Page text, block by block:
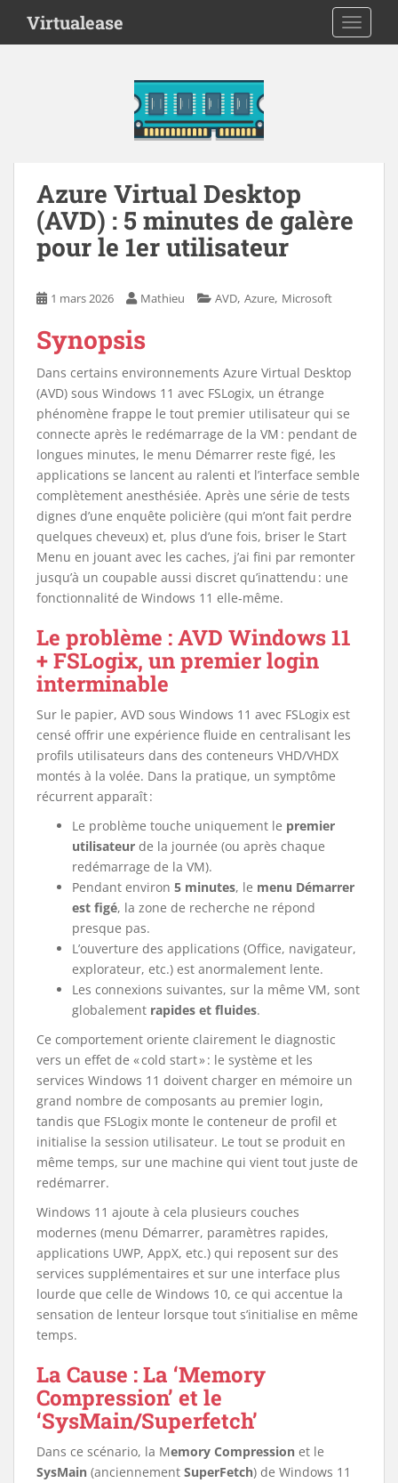
i
Virtualease
Azure Virtual Desktop
(AVD) : 5 minutes de galère
pour le 1er utilisateur
1 mars 2026 Mathieu AVD, Azure, Microsoft
Synopsis
Dans certains environnements Azure Virtual Desktop
(AVD) sous Windows 11 avec FSLogix, un étrange
phénomène frappe le tout premier utilisateur qui se
connecte après le redémarrage de la VM : pendant de
longues minutes, le menu Démarrer reste figé, les
applications se lancent au ralenti et l’interface semble
complètement anesthésiée. Après une série de tests
dignes d’une enquête policière (qui m’ont fait perdre
quelques cheveux) et, plus d’une fois, briser le Start
Menu en jouant avec les caches, j’ai fini par remonter
jusqu’à un coupable aussi discret qu’inattendu : une
fonctionnalité de Windows 11 elle‑même.
Le problème : AVD Windows 11
+ FSLogix, un premier login
interminable
Sur le papier, AVD sous Windows 11 avec FSLogix est
censé offrir une expérience fluide en centralisant les
profils utilisateurs dans des conteneurs VHD/VHDX
montés à la volée. Dans la pratique, un symptôme
récurrent apparaît :
Le problème touche uniquement le premier
utilisateur de la journée (ou après chaque
redémarrage de la VM).
Pendant environ 5 minutes, le menu Démarrer
est figé, la zone de recherche ne répond
presque pas.
L’ouverture des applications (Office, navigateur,
explorateur, etc.) est anormalement lente.
Les connexions suivantes, sur la même VM, sont
globalement rapides et fluides.
Ce comportement oriente clairement le diagnostic
vers un effet de « cold start » : le système et les
services Windows 11 doivent charger en mémoire un
grand nombre de composants au premier login,
tandis que FSLogix monte le conteneur de profil et
initialise la session utilisateur. Le tout se produit en
même temps, sur une machine qui vient tout juste de
redémarrer.
Windows 11 ajoute à cela plusieurs couches
modernes (menu Démarrer, paramètres rapides,
applications UWP, AppX, etc.) qui reposent sur des
services supplémentaires et sur une interface plus
lourde que celle de Windows 10, ce qui accentue la
sensation de lenteur lorsque tout s’initialise en même
temps.
La Cause : La ‘Memory
Compression’ et le
‘SysMain/Superfetch’
Dans ce scénario, la Memory Compression et le
SysMain (anciennement SuperFetch) de Windows 11